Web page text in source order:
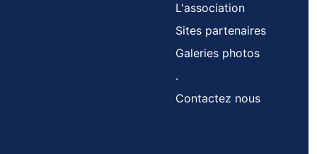
L'association
Sites partenaires
Galeries photos
.
Contactez nous